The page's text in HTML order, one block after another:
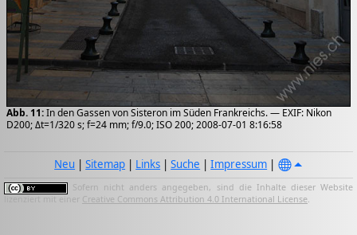
Abb. 11:In den Gassen von Sisteron im Süden Frankreichs. — EXIF: Nikon
D200; Δt=1/320 s; f=24 mm; f/9.0; ISO 200; 2008-07-01 8:16:58
Neu |Sitemap | Links |Suche |Impressum |
Sofern nicht anders angegeben, sind die Inhalte dieser Website
lizenziert mit einer Creative Commons Attribution 4.0 International License